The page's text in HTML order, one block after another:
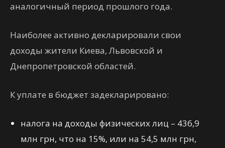
аналогичный период прошлого года.
Наиболее активно декларировали свои
доходы жители Киева, Львовской и
Днепропетровской областей.
К уплате в бюджет задекларировано:
налога на доходы физических лиц – 436,9
млн грн, что на 15%, или на 54,5 млн грн,